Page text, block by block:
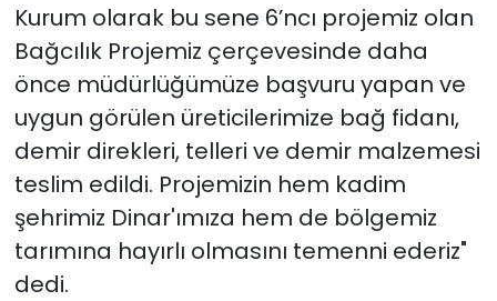
Kurum olarak bu sene 6’ncı projemiz olan
Bağcılık Projemiz çerçevesinde daha
önce müdürlüğümüze başvuru yapan ve
uygun görülen üreticilerimize bağ fidanı,
demir direkleri, telleri ve demir malzemesi
teslim edildi. Projemizin hem kadim
şehrimiz Dinar'ımıza hem de bölgemiz
tarımına hayırlı olmasını temenni ederiz"
dedi.